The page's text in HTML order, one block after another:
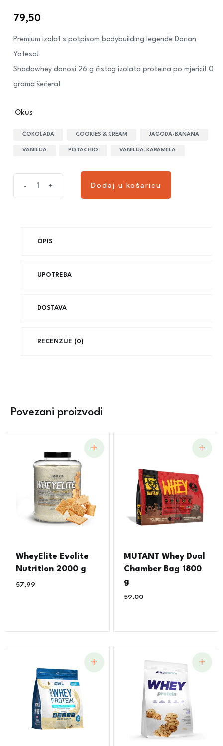
79,50
Premium izolat s potpisom bodybuilding legende Dorian
Yatesa!
Shadowhey donosi 26 g čistog izolata proteina po mjerici! 0
grama šećera!
Okus
ČOKOLADA COOKIES & CREAM JAGODA-BANANA
VANILIJA PISTACHIO VANILIJA-KARAMELA
- + Dodaj u košaricu
OPIS
UPOTREBA
DOSTAVA
RECENZIJE (0)
Povezani proizvodi
WheyElite Evolite
Nutrition 2000 g
57,99
MUTANT Whey Dual
Chamber Bag 1800
g
59,00